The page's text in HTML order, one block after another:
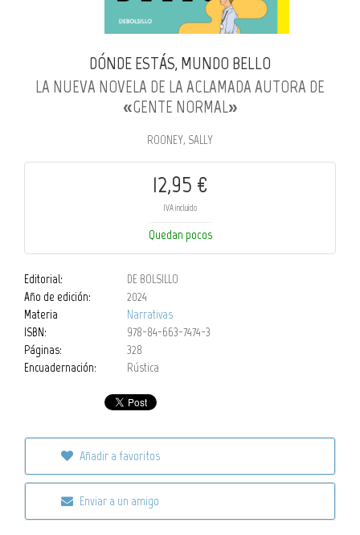
DÓNDE ESTÁS, MUNDO BELLO
LA NUEVA NOVELA DE LA ACLAMADA AUTORA DE
«GENTE NORMAL»
ROONEY, SALLY
12,95 €
IVA incluido
Quedan pocos
Editorial:
DE BOLSILLO
Año de edición:
2024
Materia
Narrativas
ISBN:
978-84-663-7474-3
Páginas:
328
Encuadernación:
Rústica
Añadir a favoritos
Enviar a un amigo